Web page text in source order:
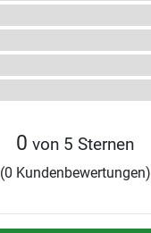
0 von 5 Sternen
(0 Kundenbewertungen)